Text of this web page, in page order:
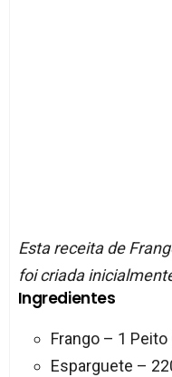
Esta receita de
foi criada
Ingredientes
Frango – 1 Peito
Esparguete –